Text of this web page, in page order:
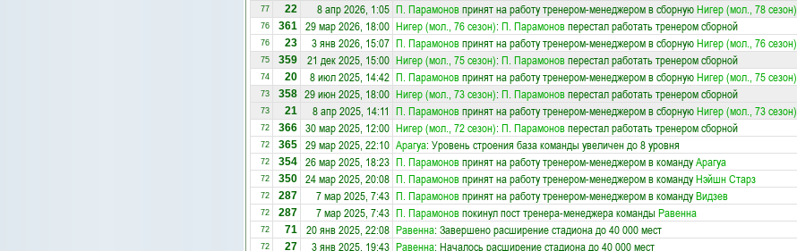
77 22 8 апр 2026, 1:05 П. Парамоновпринят на работу тренером-менеджером в сборнуюНигер (мол., 78 сезон)
76 361 29 мар 2026, 18:00 Нигер (мол., 76 сезон): П. Парамоновперестал работать тренером сборной
76 23 3 янв 2026, 15:07 П. Парамоновпринят на работу тренером-менеджером в сборнуюНигер (мол., 76 сезон)
75 359 21 дек 2025, 15:00 Нигер (мол., 75 сезон): П. Парамоновперестал работать тренером сборной
74 20 8 июл 2025, 14:42 П. Парамоновпринят на работу тренером-менеджером в сборнуюНигер (мол., 75 сезон)
73 358 29 июн 2025, 18:00 Нигер (мол., 73 сезон): П. Парамоновперестал работать тренером сборной
73 21 8 апр 2025, 14:11 П. Парамоновпринят на работу тренером-менеджером в сборнуюНигер (мол., 73 сезон)
72 366 30 мар 2025, 12:00 Нигер (мол., 72 сезон): П. Парамоновперестал работать тренером сборной
72 365 29 мар 2025, 22:10 Арагуа: Уровень строения база команды увеличен до 8 уровня
72 354 26 мар 2025, 18:23 П. Парамоновпринят на работу тренером-менеджером в командуАрагуа
72 350 24 мар 2025, 20:08 П. Парамоновпринят на работу тренером-менеджером в командуНэйшн Старз
72 287 7 мар 2025, 7:43 П. Парамоновпринят на работу тренером-менеджером в командуВидзев
72 287 7 мар 2025, 7:43 П. Парамоновпокинул пост тренера-менеджера командыРавенна
72 71 20 янв 2025, 22:08 Равенна: Завершено расширение стадиона до 40 000 мест
72 27 3 янв 2025, 19:43 Равенна: Началось расширение стадиона до 40 000 мест